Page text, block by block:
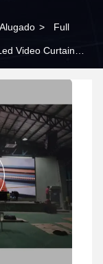
> Full
Video Curtain